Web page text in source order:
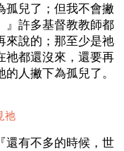
孤兒了；但我不會撇
』許多基督教教師都
來說的；那至少是祂
祂都還沒來，還要再
人撇下為孤兒了。
祂
還有不多的時候，世